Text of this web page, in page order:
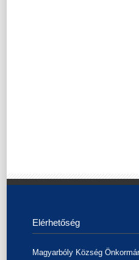
Elérhetőség
Magyarbóly Község